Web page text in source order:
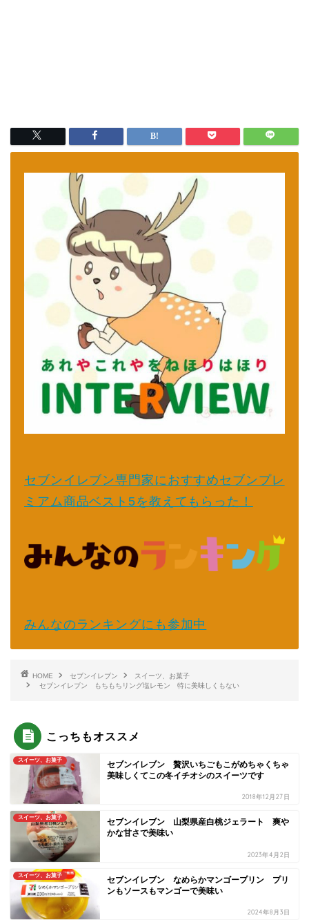
セブンイレブン専門家におすすめセブンプレ
ミアム商品ベスト5を教えてもらった！
みんなのランキングにも参加中
HOME セブンイレブン
スイーツ、お菓子
セブンイレブン もちもちリング塩レモン 特に美味しくもない
こっちもオススメ
スイーツ、お菓子
セブンイレブン 贅沢いちごもこがめちゃくちゃ
美味しくてこの冬イチオシのスイーツです
2018年12月27日
スイーツ、お菓子
セブンイレブン 山梨県産白桃ジェラート 爽や
かな甘さで美味い
2023年4月2日
スイーツ、お菓子
セブンイレブン なめらかマンゴープリン プリ
ンもソースもマンゴーで美味い
2024年8月3日